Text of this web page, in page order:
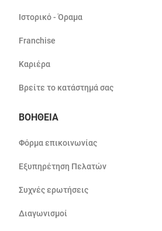
Ιστορικό - Όραμα
Franchise
Καριέρα
Βρείτε το κατάστημά σας
ΒΟΗΘΕΙΑ
Φόρμα επικοινωνίας
Εξυπηρέτηση Πελατών
Συχνές ερωτήσεις
Διαγωνισμοί